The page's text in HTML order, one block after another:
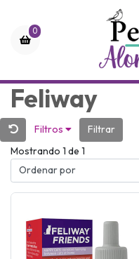
0
Feliway
Filtros
Filtrar
Mostrando 1 de 1